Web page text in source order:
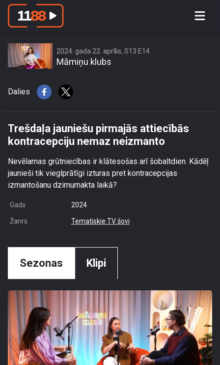
Trešdaļa jauniešu pirmajās attiecībās
2024. gada 22. aprīlis, S13 E14
Māmiņu klubs
Dalies
Trešdaļa jauniešu pirmajās attiecībās
kontracepciju nemaz neizmanto
Nevēlamas grūtniecības ir klātesošas arī šobaltdien. Kādēļ
jaunieši tik vieglprātīgi izturas pret kontracepcijas
izmantošanu dzimumakta laikā?
Gads 2024
Žanrs Tematiskie TV šovi
Sezonas Klipi